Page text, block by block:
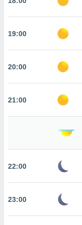
votre
en
web.
19:00
20:00
21:00
22:00
23:00